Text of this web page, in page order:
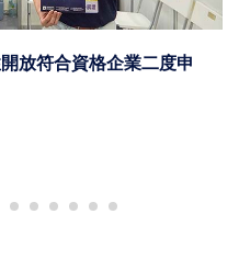
放符合資格企業二度申